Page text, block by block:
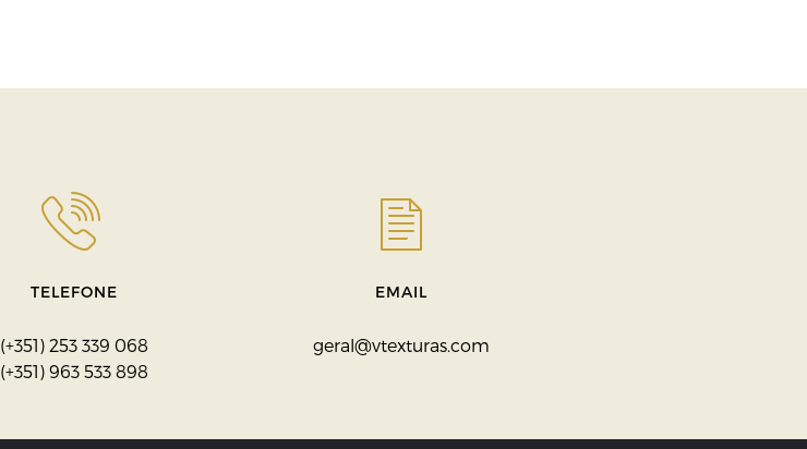
TELEFONE
(+351) 253 339 068
(+351) 963 533 898
EMAIL
geral@vtexturas.com